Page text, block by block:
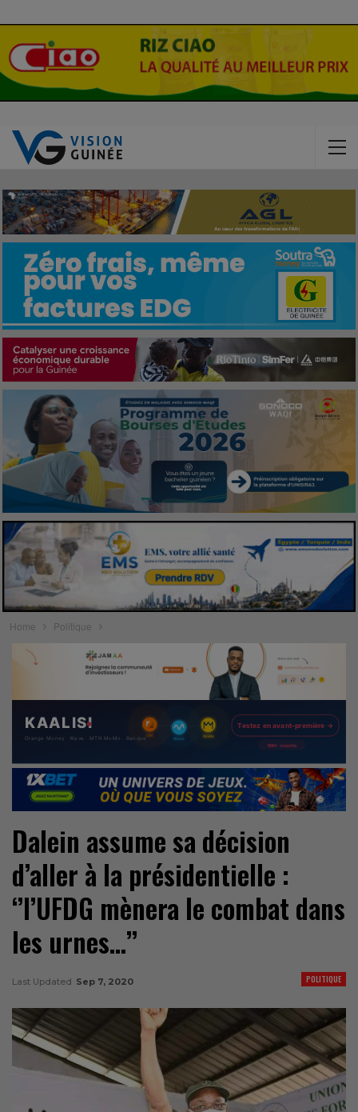
Home Politique
Dalein assume sa décision
d’aller à la présidentielle :
‘’l’UFDG mènera le combat dans
les urnes…’’
POLITIQUE
Last Updated Sep 7, 2020